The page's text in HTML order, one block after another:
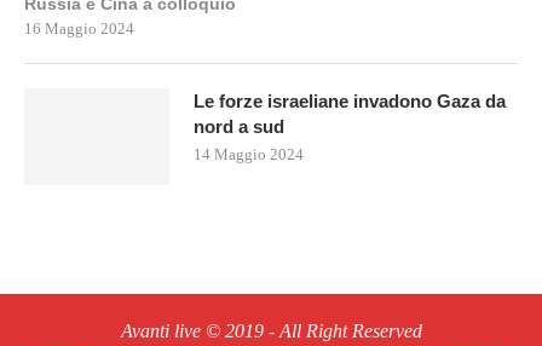
Russia e Cina a colloquio
16 Maggio 2024
Le forze israeliane invadono Gaza da
nord a sud
14 Maggio 2024
Avanti live © 2019 - All Right Reserved